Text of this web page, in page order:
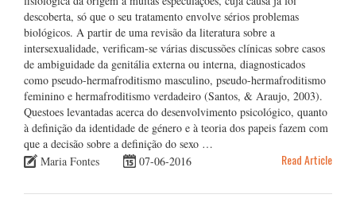
descoberta, só que o seu tratamento envolve sérios problemas
biológicos. A partir de uma revisão da literatura sobre a
intersexualidade, verificam-se várias discussões clínicas sobre casos
de ambiguidade da genitália externa ou interna, diagnosticados
como pseudo-hermafroditismo masculino, pseudo-hermafroditismo
feminino e hermafroditismo verdadeiro (Santos, & Araujo, 2003).
Questoes levantadas acerca do desenvolvimento psicológico, quanto
à definição da identidade de género e à teoria dos papeis fazem com
que a decisão sobre a definição do sexo …
Maria Fontes
07-06-2016 Read Article